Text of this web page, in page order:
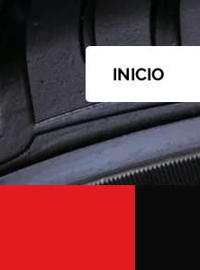
INICIO